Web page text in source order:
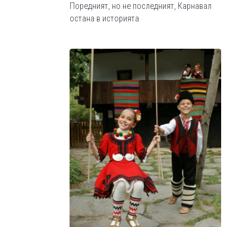
Поредният, но не последният, Карнавал
остана в историята